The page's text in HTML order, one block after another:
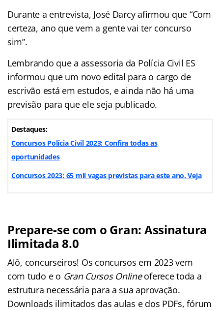
Durante a entrevista, José Darcy afirmou que “Com
certeza, ano que vem a gente vai ter concurso
sim”.
Lembrando que a assessoria da Polícia Civil ES
informou que um novo edital para o cargo de
escrivão está em estudos, e ainda não há uma
previsão para que ele seja publicado.
Destaques:
Concursos Polícia Civil 2023: Confira todas as
oportunidades
Concursos 2023: 65 mil vagas previstas para este ano. Veja
Prepare-se com o Gran: Assinatura
Ilimitada 8.0
Alô, concurseiros! Os concursos em 2023 vem
com tudo e o Gran Cursos Onlineoferece toda a
estrutura necessária para a sua aprovação.
Downloads ilimitados das aulas e dos PDFs, fórum